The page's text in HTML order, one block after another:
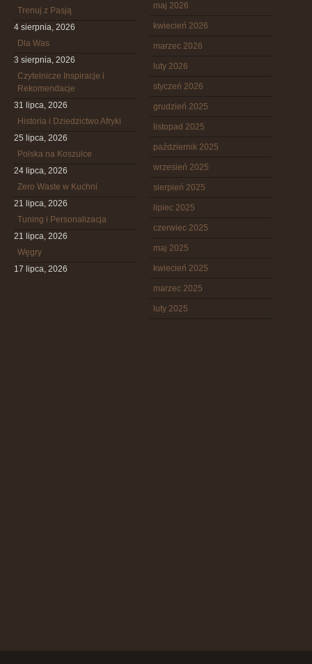
Trenuj z Pasją
4 sierpnia, 2026
Dla Was
3 sierpnia, 2026
Czytelnicze Inspiracje i
Rekomendacje
31 lipca, 2026
Historia i Dziedzictwo Afryki
25 lipca, 2026
Polska na Koszulce
24 lipca, 2026
Zero Waste w Kuchni
21 lipca, 2026
Tuning i Personalizacja
21 lipca, 2026
Węgry
17 lipca, 2026
maj 2026
kwiecień 2026
marzec 2026
luty 2026
styczeń 2026
grudzień 2025
listopad 2025
październik 2025
wrzesień 2025
sierpień 2025
lipiec 2025
czerwiec 2025
maj 2025
kwiecień 2025
marzec 2025
luty 2025